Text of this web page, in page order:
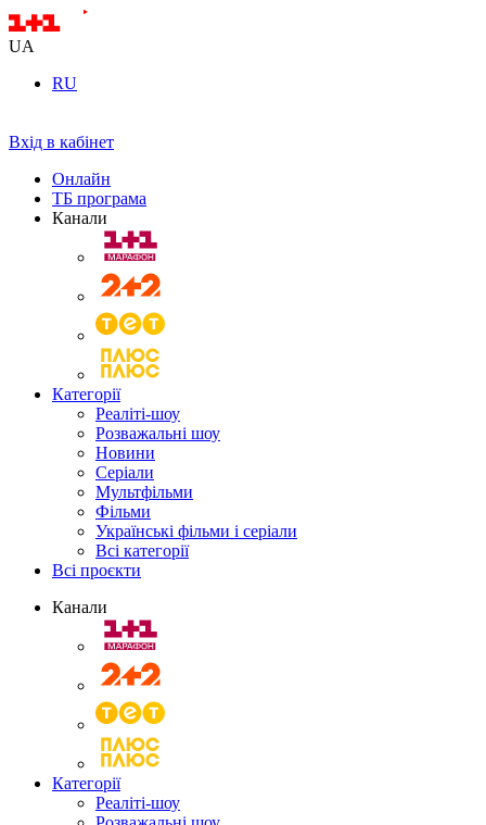
UA
RU
Вхід в кабінет
Онлайн
ТБ програма
Канали
Категорії
Реаліті-шоу
Розважальні шоу
Новини
Серіали
Мультфільми
Фільми
Українські фільми і серіали
Всі категорії
Всі проєкти
Канали
Категорії
Реаліті-шоу